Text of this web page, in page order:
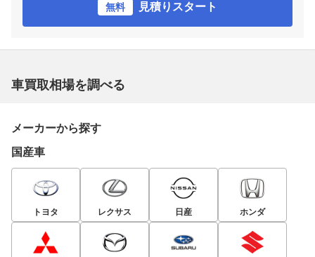
無料 見積りスタート
車買取相場を調べる
メーカーから探す
国産車
トヨタ レクサス 日産 ホンダ